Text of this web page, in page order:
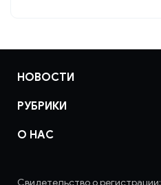
НОВОСТИ
РУБРИКИ
О НАС
Свидетельство о регистрации: